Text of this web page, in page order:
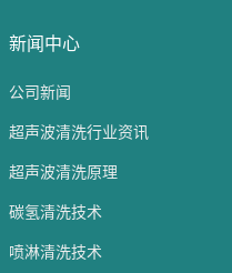
新闻中心
公司新闻
超声波清洗行业资讯
超声波清洗原理
碳氢清洗技术
喷淋清洗技术